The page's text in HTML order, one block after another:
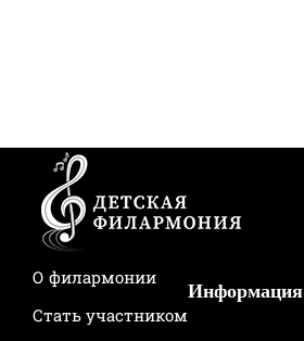
Информация
О филармонии
Стать участником